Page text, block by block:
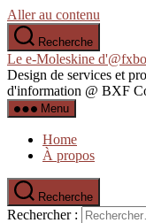
Aller au contenu
Recherche
Le e-Moleskine
Design de services et
d'information @ BXF
Menu
Home
À propos
Recherche
Rechercher :